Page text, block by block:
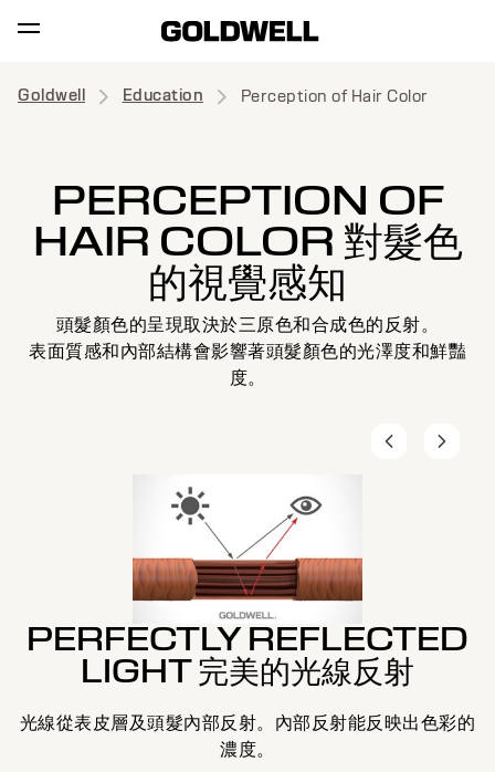
Goldwell Education Perception of Hair Color
PERCEPTION OF
HAIR COLOR 對髮色
的視覺感知
頭髮顏色的呈現取決於三原色和合成色的反射。
表面質感和內部結構會影響著頭髮顏色的光澤度和鮮豔
度。
PERFECTLY REFLECTED
LIGHT 完美的光線反射
光線從表皮層及頭髮內部反射。內部反射能反映出色彩的
濃度。